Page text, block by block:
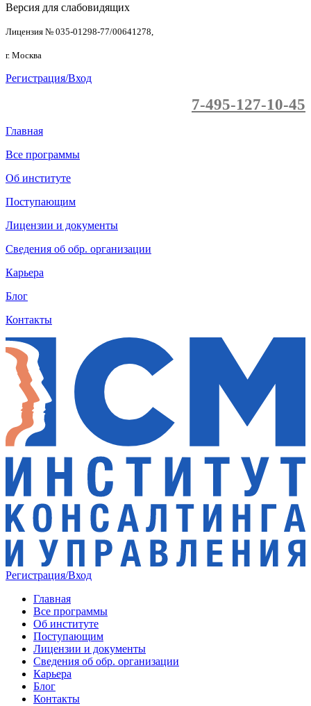
Версия для слабовидящих
Лицензия № 035-01298-77/00641278,
г. Москва
Регистрация/Вход
7-495-127-10-45
Главная
Все программы
Об институте
Поступающим
Лицензии и документы
Сведения об обр. организации
Карьера
Блог
Контакты
Регистрация/Вход
Главная
Все программы
Об институте
Поступающим
Лицензии и документы
Сведения об обр. организации
Карьера
Блог
Контакты